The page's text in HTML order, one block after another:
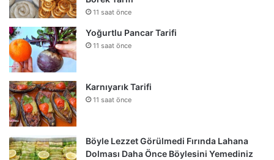
11 saat önce
Yoğurtlu Pancar Tarifi
11 saat önce
Karnıyarık Tarifi
11 saat önce
Böyle Lezzet Görülmedi Fırında Lahana
Dolması Daha Önce Böylesini Yemediniz